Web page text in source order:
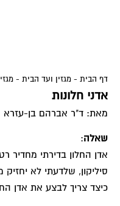
דף הבית - מגזין ועד הבית -
אדני חלונות
מאת: ד"ר אברהם בן-עזרא
שאלה:
אדן החלון בדירתי מחדיר
סיליקון, שלדעתי לא
כיצד צריך לבצע את אדן